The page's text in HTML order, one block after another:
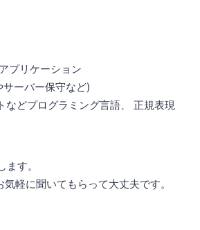
プリケーション
ーバー保守など)
どプログラミング言語、 正規表現
す。
軽に聞いてもらって大丈夫です。